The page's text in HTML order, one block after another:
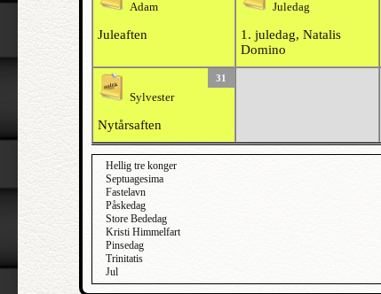
Adam
Juleaften
Juledag
1. juledag, Natalis
Domino
31
Sylvester
Nytårsaften
Hellig tre konger
Septuagesima
Fastelavn
Påskedag
Store Bededag
Kristi Himmelfart
Pinsedag
Trinitatis
Jul